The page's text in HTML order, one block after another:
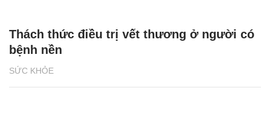
SỨC KHỎE
Thách thức điều trị vết thương ở người có
bệnh nền